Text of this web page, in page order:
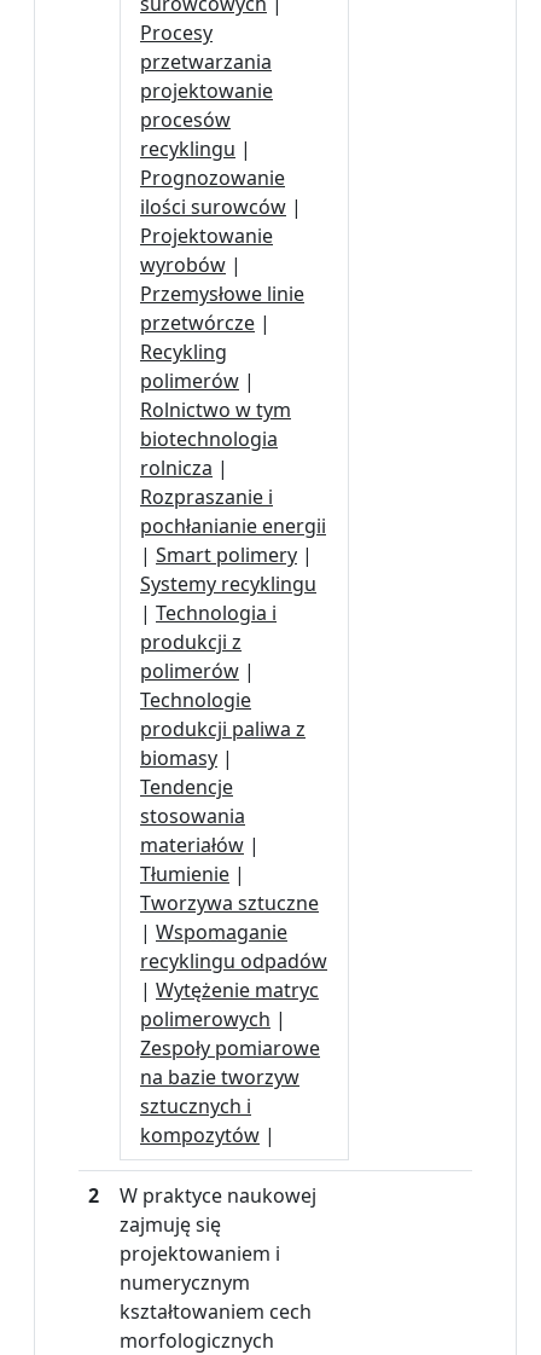
Procesy
przetwarzania
projektowanie
procesów
recyklingu |
Prognozowanie
ilości surowców |
Projektowanie
wyrobów |
Przemysłowe linie
przetwórcze |
Recykling
polimerów |
Rolnictwo w tym
biotechnologia
rolnicza |
Rozpraszanie i
pochłanianie energii
| Smart polimery |
Systemy recyklingu
| Technologia i
produkcji z
polimerów |
Technologie
produkcji paliwa z
biomasy |
Tendencje
stosowania
materiałów |
Tłumienie |
Tworzywa sztuczne
| Wspomaganie
recyklingu odpadów
| Wytężenie matryc
polimerowych |
Zespoły pomiarowe
na bazie tworzyw
sztucznych i
kompozytów |
2
W praktyce naukowej
zajmuję się
projektowaniem i
numerycznym
kształtowaniem cech
morfologicznych